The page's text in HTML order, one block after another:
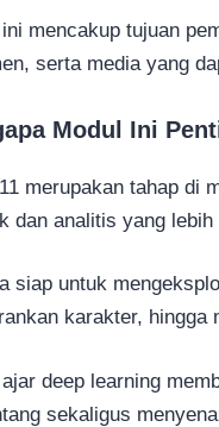
mencakup tujuan
serta media yang
Modul Ini
merupakan tahap di
dan analitis yang lebih
siap untuk
karakter, hingga
deep learning
sekaligus